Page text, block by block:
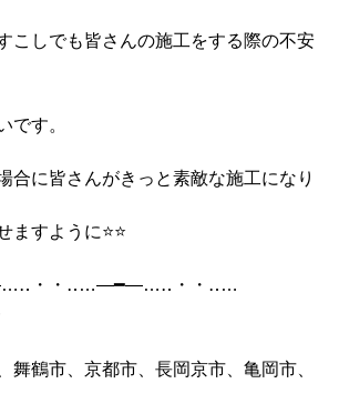
こしでも皆さんの施工をする際の不安
です。
合に皆さんがきっと素敵な施工になり
ますように⭐⭐
・・‥…―━―…‥・・‥…
舞鶴市、京都市、長岡京市、亀岡市、